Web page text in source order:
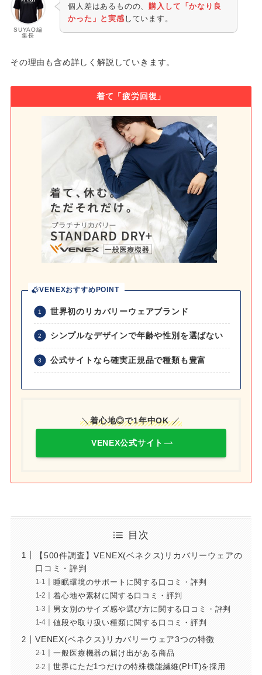
SUYAO編
集長
個人差はあるものの、
購入して「かなり良
かった」と実感 しています。
その理由も含め詳しく解説していきます。
着て「疲労回復」
VENEXおすすめPOINT
世界初のリカバリーウェアブランド
シンプルなデザインで年齢や性別を選ばない
公式サイトなら確実正規品で種類も豊富
＼着心地◎で1年中OK／
VENEX公式サイト
目次
【500件調査】VENEX(ベネクス)リカバリーウェアの
口コミ・評判
睡眠環境のサポートに関する口コミ・評判
着心地や素材に関する口コミ・評判
男女別のサイズ感や選び方に関する口コミ・評判
値段や取り扱い種類に関する口コミ・評判
VENEX(ベネクス)リカバリーウェア3つの特徴
一般医療機器の届け出がある商品
世界にただ1つだけの特殊機能繊維(PHT)を採用